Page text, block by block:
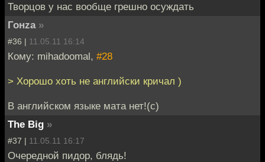
Творцов у нас вообще грешно осуждать
Гонzа »
#36 | 11.05.11 16:14
Кому: mihadoomal, #28
> Хорошо хоть не английски кричал )
В английском языке мата нет!(с)
The Big »
#37 | 11.05.11 16:17
Очередной пидор, блядь!